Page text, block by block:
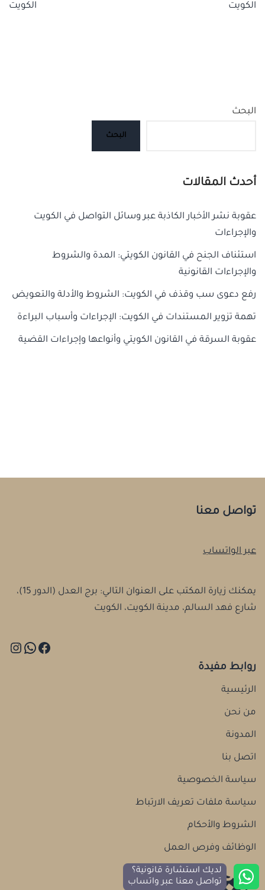
الكويت
الكويت
البحث
البحث
أحدث المقالات
عقوبة نشر الأخبار الكاذبة عبر وسائل التواصل في الكويت
والإجراءات
استئناف الجنح في القانون الكويتي: المدة والشروط
والإجراءات القانونية
رفع دعوى سب وقذف في الكويت: الشروط والأدلة والتعويض
تهمة تزوير المستندات في الكويت: الإجراءات وأسباب البراءة
عقوبة السرقة في القانون الكويتي وأنواعها وإجراءات القضية
تواصل معنا
عبر الواتساب
يمكنك زيارة المكتب على العنوان التالي: برج العدل (الدور 15)،
شارع فهد السالم، مدينة الكويت، الكويت
روابط مفيدة
الرئيسية
من نحن
المدونة
اتصل بنا
سياسة الخصوصية
سياسة ملفات تعريف الارتباط
الشروط والأحكام
الوظائف وفرص العمل
لديك استشارة قانونية؟
تواصل معنا عبر واتساب